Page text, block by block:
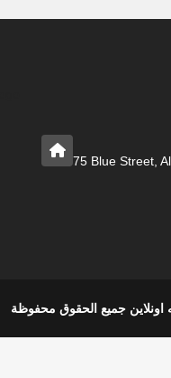
75 Blue Street,